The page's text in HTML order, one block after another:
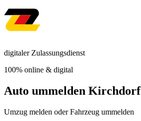
digitaler Zulassungsdienst
100% online & digital
Auto ummelden Kirchdorf
Umzug melden oder Fahrzeug ummelden